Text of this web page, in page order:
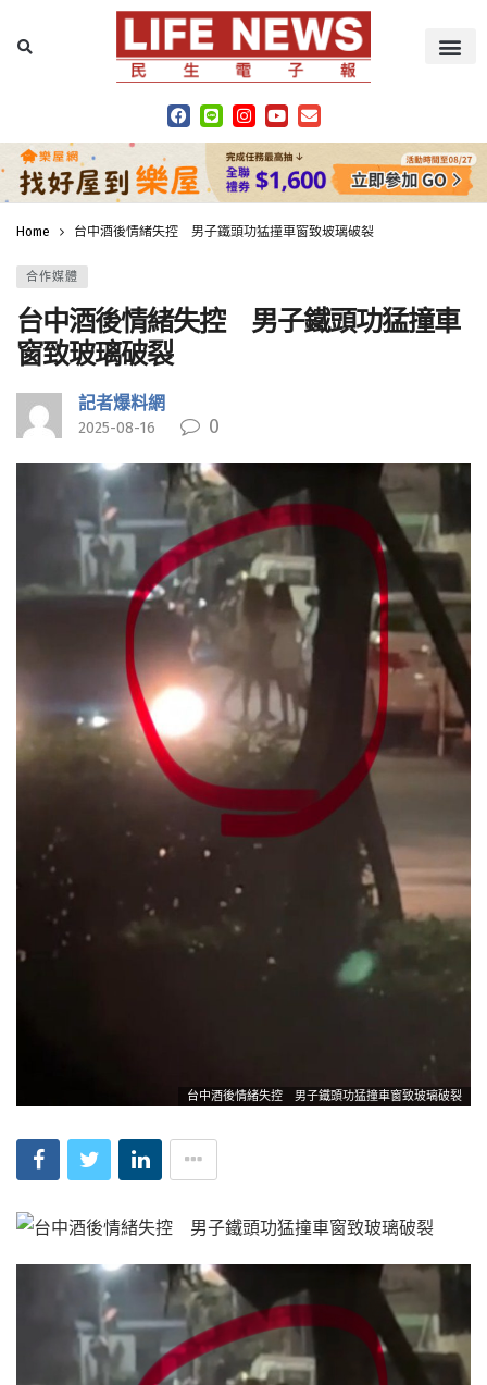
Home 台中酒後情緒失控 男子鐵頭功猛撞車窗致玻璃破裂
合作媒體
台中酒後情緒失控 男子鐵頭功猛撞車
窗致玻璃破裂
記者爆料網
2025-08-16 0
台中酒後情緒失控 男子鐵頭功猛撞車窗致玻璃破裂